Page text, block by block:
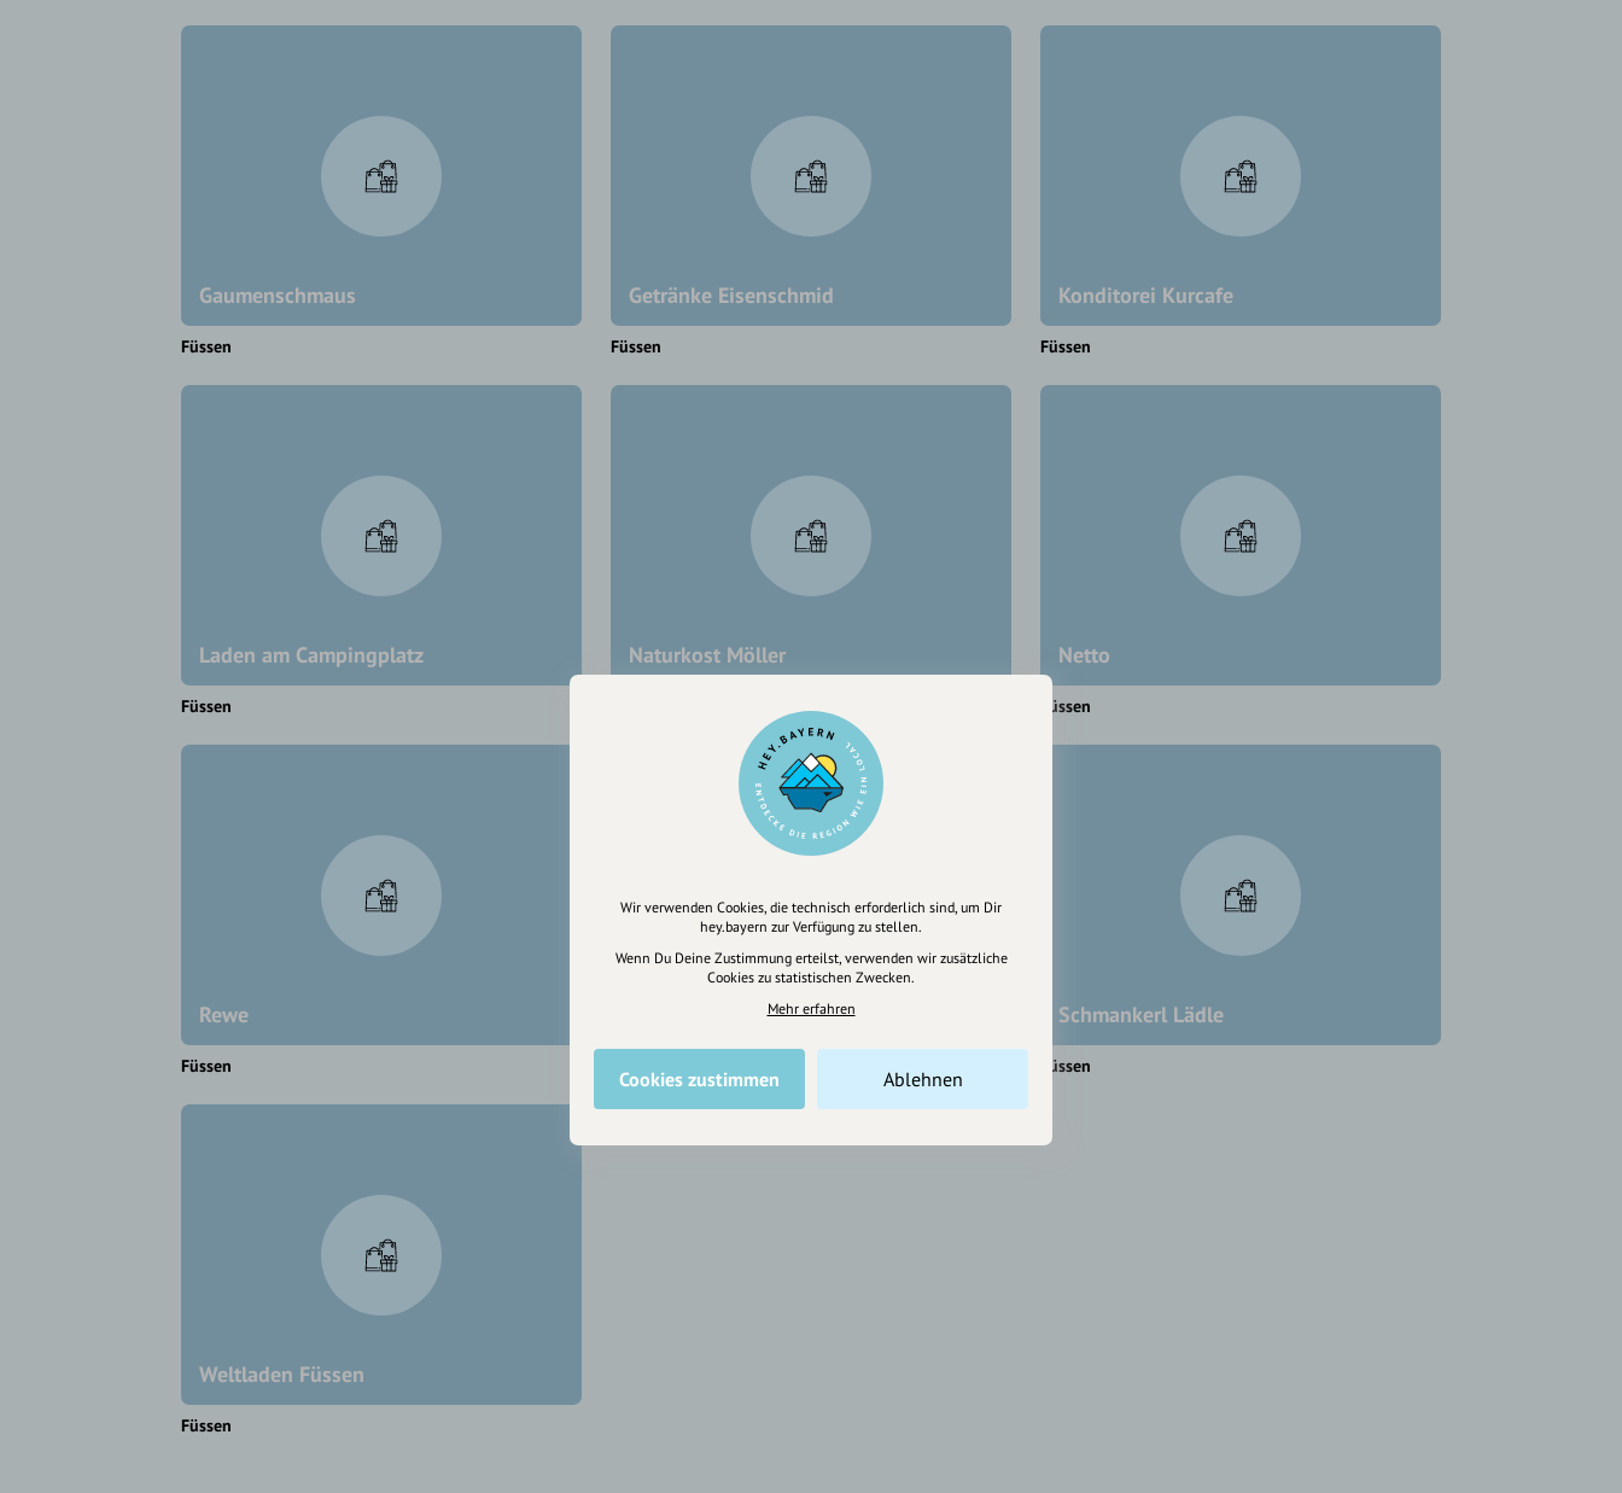
Gaumenschmaus
Füssen
Getränke Eisenschmid
Füssen
Konditorei Kurcafe
Füssen
Laden am Campingplatz
Füssen
Naturkost Möller Netto
Füssen
Rewe
Füssen
Schlaraffenland Schmankerl Lädle
Füssen
Weltladen Füssen
Füssen
Wir verwenden Cookies, die technisch erforderlich sind, um Dir
hey.bayern zur Verfügung zu stellen.
Wenn Du Deine Zustimmung erteilst, verwenden wir zusätzliche
Cookies zu statistischen Zwecken.
Mehr erfahren
Cookies zustimmen Ablehnen